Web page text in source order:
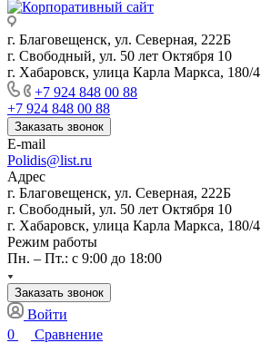
г. Благовещенск, ул. Северная, 222Б
г. Свободный, ул. 50 лет Октября 10
г. Хабаровск, улица Карла Маркса, 180/4
+7 924 848 00 88
+7 924 848 00 88
Заказать звонок
E-mail
Polidis@list.ru
Адрес
г. Благовещенск, ул. Северная, 222Б
г. Свободный, ул. 50 лет Октября 10
г. Хабаровск, улица Карла Маркса, 180/4
Режим работы
Пн. – Пт.: с 9:00 до 18:00
Заказать звонок
Войти
0
Сравнение